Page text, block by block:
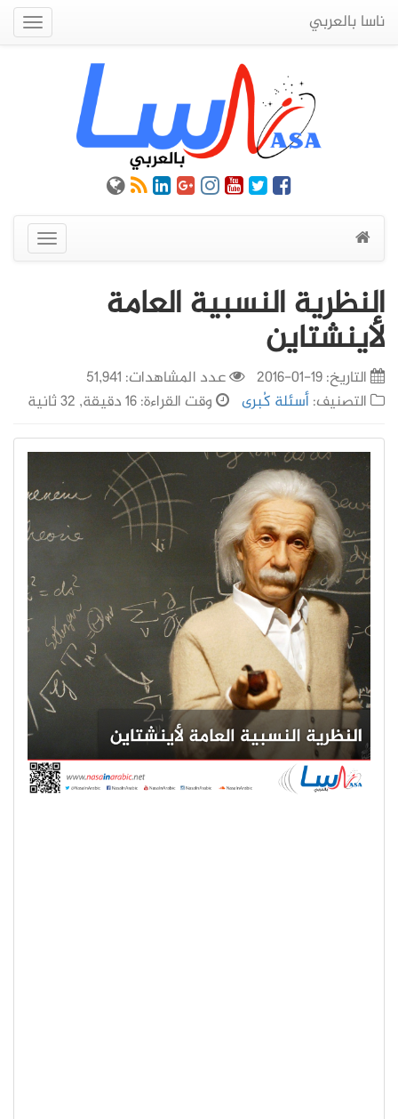
ناسا بالعربي
عرض
القائمة
النظرية النسبية العامة
لأينشتاين
التاريخ:19-01-2016
عدد المشاهدات: 51,941
التصنيف:أسئلة كُبرى وقت القراءة: 16 دقيقة, 32 ثانية